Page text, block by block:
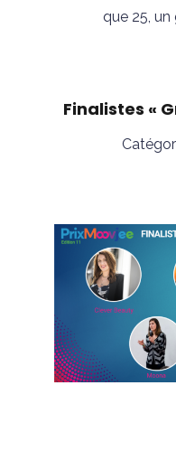
que 25, un
Finalistes «